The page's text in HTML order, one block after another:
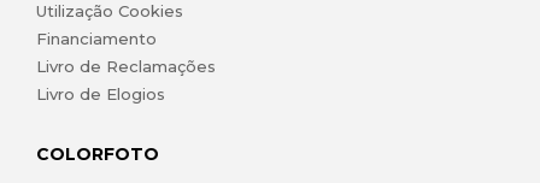
Utilização Cookies
Financiamento
Livro de Reclamações
Livro de Elogios
COLORFOTO